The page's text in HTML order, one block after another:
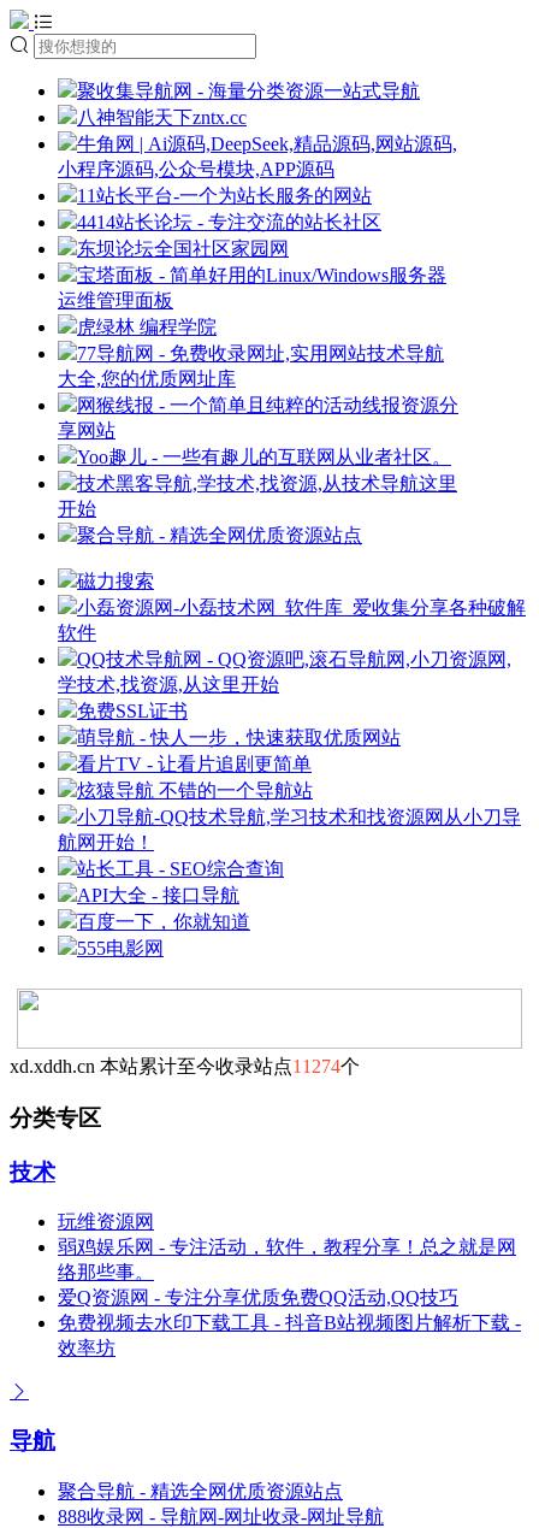
聚收集导航网 - 海量分类资源一站式导航
八神智能天下zntx.cc
牛角网 | Ai源码,DeepSeek,精品源码,网站源码,
小程序源码,公众号模块,APP源码
11站长平台-一个为站长服务的网站
4414站长论坛 - 专注交流的站长社区
东坝论坛全国社区家园网
宝塔面板 - 简单好用的Linux/Windows服务器
运维管理面板
虎绿林 编程学院
77导航网 - 免费收录网址,实用网站技术导航
大全,您的优质网址库
网猴线报 - 一个简单且纯粹的活动线报资源分
享网站
Yoo趣儿 - 一些有趣儿的互联网从业者社区。
技术黑客导航,学技术,找资源,从技术导航这里
开始
聚合导航 - 精选全网优质资源站点
磁力搜索
小磊资源网-小磊技术网_软件库_爱收集分享各种破解
软件
QQ技术导航网 - QQ资源吧,滚石导航网,小刀资源网,
学技术,找资源,从这里开始
免费SSL证书
萌导航 - 快人一步，快速获取优质网站
看片TV - 让看片追剧更简单
炫猿导航 不错的一个导航站
小刀导航-QQ技术导航,学习技术和找资源网从小刀导
航网开始！
站长工具 - SEO综合查询
API大全 - 接口导航
百度一下，你就知道
555电影网
xd.xddh.cn 本站累计至今收录站点11274个
分类专区
技术
玩维资源网
弱鸡娱乐网 - 专注活动，软件，教程分享！总之就是网
络那些事。
爱Q资源网 - 专注分享优质免费QQ活动,QQ技巧
免费视频去水印下载工具 - 抖音B站视频图片解析下载 -
效率坊
导航
聚合导航 - 精选全网优质资源站点
888收录网 - 导航网-网址收录-网址导航